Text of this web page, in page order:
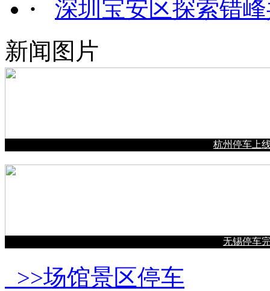
·
深圳宝安区探索错
新闻图片
杭州停车上
无锡停车
>>场馆景区停车